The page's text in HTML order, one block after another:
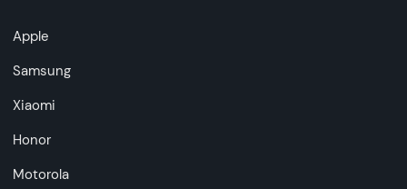
da garantuje da su svi podaci apsolutno ispravni.
Apple
Samsung
Xiaomi
Honor
Motorola